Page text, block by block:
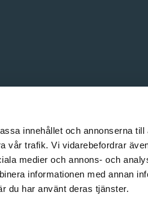
innehållet och annonserna till
vår trafik. Vi vidarebefordrar
medier och annons- och
informationen med annan
du har använt deras tjänster.